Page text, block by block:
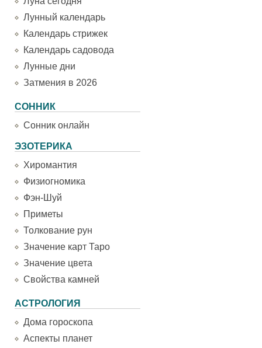
Лунный календарь
Календарь стрижек
Календарь садовода
Лунные дни
Затмения в 2026
СОННИК
Сонник онлайн
ЭЗОТЕРИКА
Хиромантия
Физиогномика
Фэн-Шуй
Приметы
Толкование рун
Значение карт Таро
Значение цвета
Свойства камней
АСТРОЛОГИЯ
Дома гороскопа
Аспекты планет